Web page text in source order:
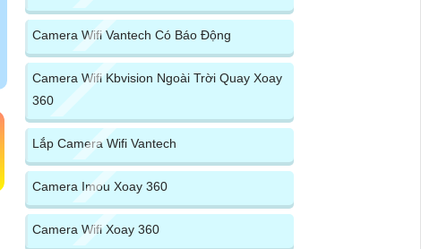
Camera Wifi Vantech Có Báo Động
Camera Wifi Kbvision Ngoài Trời Quay Xoay
360
Lắp Camera Wifi Vantech
Camera Imou Xoay 360
Camera Wifi Xoay 360